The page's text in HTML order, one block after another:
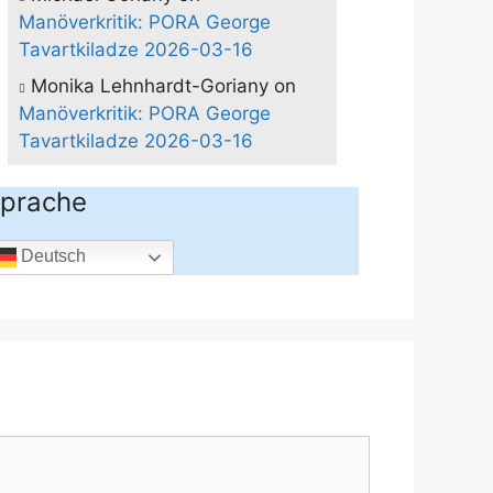
Manöverkritik: PORA George
Tavartkiladze 2026-03-16
Monika Lehnhardt-Goriany on
Manöverkritik: PORA George
Tavartkiladze 2026-03-16
Deutsch